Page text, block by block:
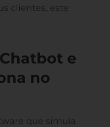
clientes, este
e
no
que simula